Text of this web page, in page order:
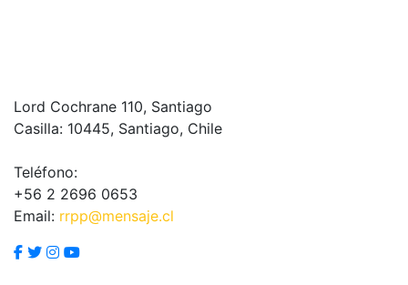
Lord Cochrane 110, Santiago
Casilla: 10445, Santiago, Chile
Teléfono:
+56 2 2696 0653
Email: rrpp@mensaje.cl